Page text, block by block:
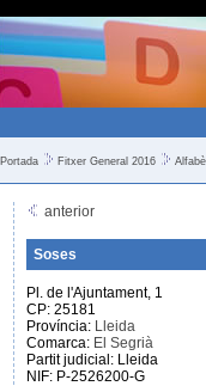
Portada Fitxer General 2016
anterior
Soses
Pl. de l'Ajuntament, 1
CP: 25181
Província: Lleida
Comarca: El Segrià
Partit judicial: Lleida
NIF: P-2526200-G